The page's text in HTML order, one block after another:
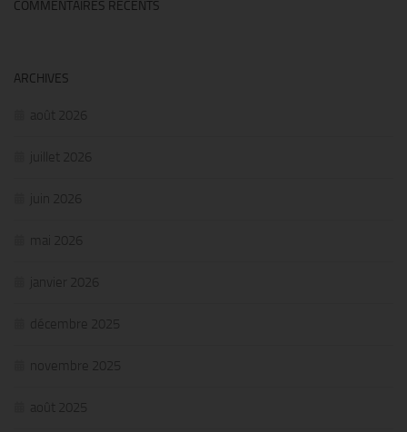
COMMENTAIRES RÉCENTS
ARCHIVES
août 2026
juillet 2026
juin 2026
mai 2026
janvier 2026
décembre 2025
novembre 2025
août 2025